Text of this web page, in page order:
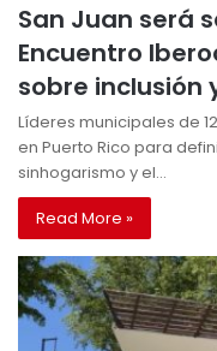
San Juan será
Encuentro
sobre inclusión
Líderes municipales de
en Puerto Rico para
sinhogarismo y el…
Read More »